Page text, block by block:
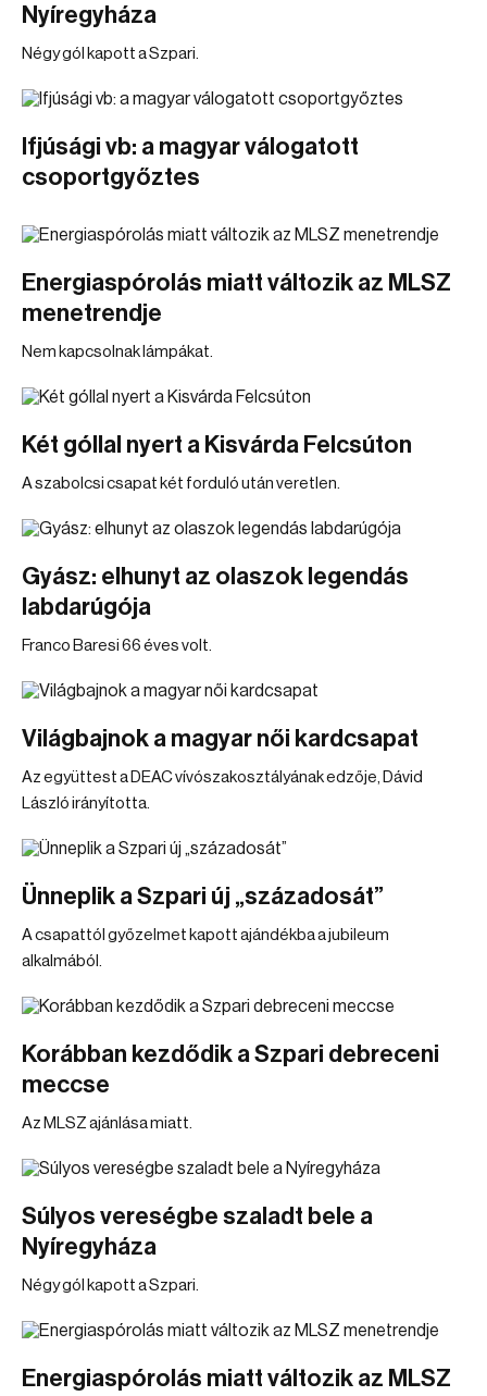
Nyíregyháza
Négy gól kapott a Szpari.
Ifjúsági vb: a magyar válogatott
csoportgyőztes
Energiaspórolás miatt változik az MLSZ
menetrendje
Nem kapcsolnak lámpákat.
Két góllal nyert a Kisvárda Felcsúton
A szabolcsi csapat két forduló után veretlen.
Gyász: elhunyt az olaszok legendás
labdarúgója
Franco Baresi 66 éves volt.
Világbajnok a magyar női kardcsapat
Az együttest a DEAC vívószakosztályának edzője, Dávid
László irányította.
Ünneplik a Szpari új „századosát”
A csapattól győzelmet kapott ajándékba a jubileum
alkalmából.
Korábban kezdődik a Szpari debreceni
meccse
Az MLSZ ajánlása miatt.
Súlyos vereségbe szaladt bele a
Nyíregyháza
Négy gól kapott a Szpari.
Energiaspórolás miatt változik az MLSZ